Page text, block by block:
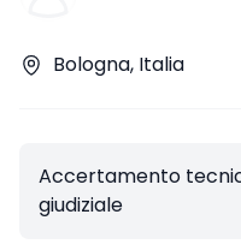
Bologna, Italia
Accertamento
giudiziale